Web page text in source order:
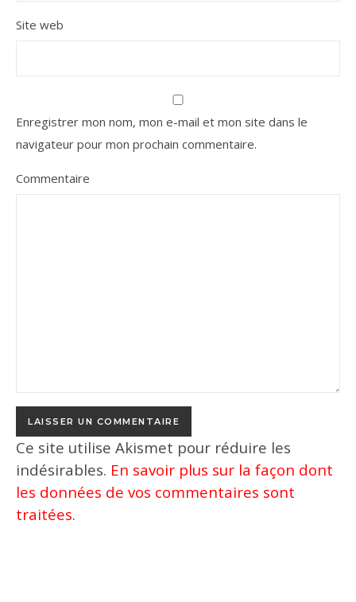
Site web
Enregistrer mon nom, mon e-mail et mon site dans le
navigateur pour mon prochain commentaire.
Commentaire
Ce site utilise Akismet pour réduire les
indésirables. En savoir plus sur la façon dont
les données de vos commentaires sont
traitées.